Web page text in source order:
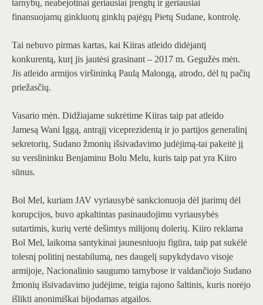
tarnybų, neabejotinai geriausiai įrengtų ir geriausiai
finansuojamų ginkluotų ginklų pajėgų Pietų Sudane, kontrolę.
Tai nebuvo pirmas kartas, kai Kiiras atleido didėjantį
konkurentą, kurį jis jautėsi grasinant – 2017 m. Gegužės mėn.
Jis atleido armijos viršininką Paulą Malongą, atrodo, dėl tų pačių
priežasčių.
Vasario mėn. Didžiajame sukrėtime Kiiras taip pat atleido
Jamesą Wani Iggą, antrąjį viceprezidentą ir jo partijos generalinį
sekretorių, Sudano žmonių išsivadavimo judėjimą-tai pakeitė jį
su verslininku Benjaminu Bolu Melu, kuris taip pat yra Kiiro
sūnus.
Bol Mel, kuriam JAV vyriausybė sankcionuoja dėl įtarimų dėl
korupcijos, buvo apkaltintas pasinaudojimu vyriausybės
sutartimis, kurių vertė dešimtys milijonų dolerių. Kiiro reklama
Bol Mel, laikoma santykinai jaunesniuoju figūra, taip pat sukėlė
tolesnį politinį nestabilumą, nes daugelį supykdydavo visoje
armijoje, Nacionalinio saugumo tarnybose ir valdančiojo Sudano
žmonių išsivadavimo judėjime, teigia rajono šaltinis, kuris norėjo
išlikti anonimiškai bijodamas atgailos.